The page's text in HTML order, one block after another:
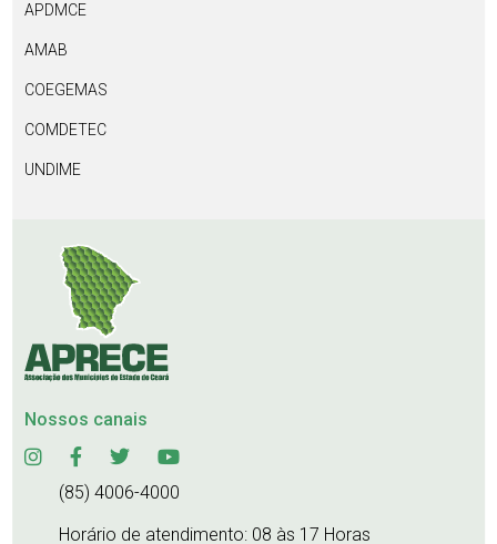
APDMCE
AMAB
COEGEMAS
COMDETEC
UNDIME
Nossos canais
(85) 4006-4000
Horário de atendimento: 08 às 17 Horas